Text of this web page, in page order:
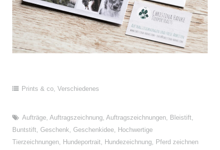
Prints & co, Verschiedenes
Aufträge, Auftragszeichnung, Auftragszeichnungen, Bleistift,
Buntstift, Geschenk, Geschenkidee, Hochwertige
Tierzeichnungen, Hundeportrait, Hundezeichnung, Pferd zeichnen